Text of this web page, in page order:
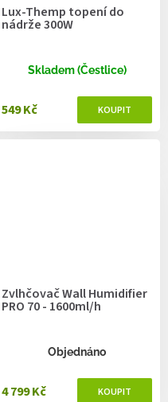
Lux-Themp topení do
nádrže 300W
Skladem (Čestlice)
549 Kč
Zvlhčovač Wall Humidifier
PRO 70 - 1600ml/h
Objednáno
4 799 Kč